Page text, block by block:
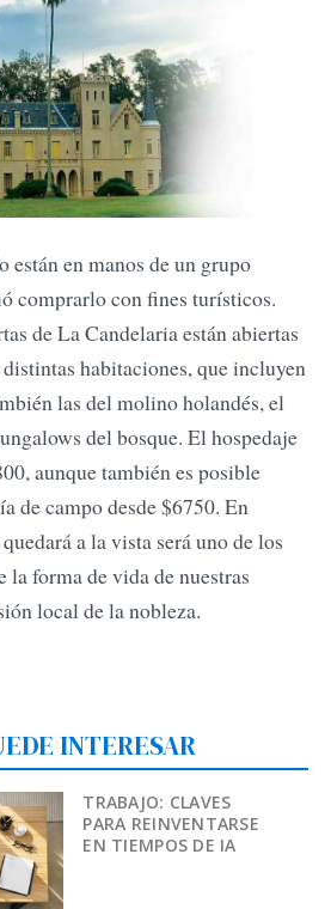
están en manos de un grupo
comprarlo con fines turísticos.
de La Candelaria están abiertas
distintas habitaciones, que incluyen
las del molino holandés, el
del bosque. El hospedaje
aunque también es posible
de campo desde $6750. En
a la vista será uno de los
la forma de vida de nuestras
local de la nobleza.
INTERESAR
TRABAJO: CLAVES
PARA REINVENTARSE
EN TIEMPOS DE IA